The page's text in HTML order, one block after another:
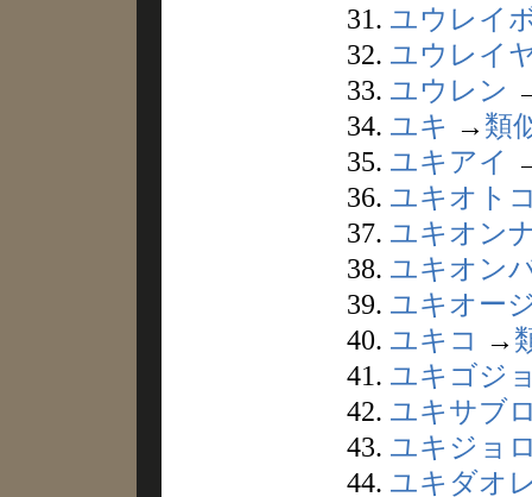
31. ユウレイ
32. ユウレイ
33. ユウレン
34. ユキ → 類
35. ユキアイ
36. ユキオト
37. ユキオン
38. ユキオン
39. ユキオー
40. ユキコ →
41. ユキゴジ
42. ユキサブ
43. ユキジョ
44. ユキダオ